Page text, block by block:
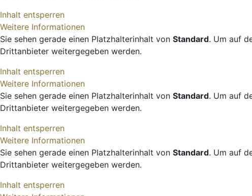
Inhalt entsperren
Weitere Informationen
Sie sehen gerade einen Platzhalterinhalt von Standard. Um auf
Drittanbieter weitergegeben werden.
Inhalt entsperren
Weitere Informationen
Sie sehen gerade einen Platzhalterinhalt von Standard. Um auf
Drittanbieter weitergegeben werden.
Inhalt entsperren
Weitere Informationen
Sie sehen gerade einen Platzhalterinhalt von Standard. Um auf
Drittanbieter weitergegeben werden.
Inhalt entsperren